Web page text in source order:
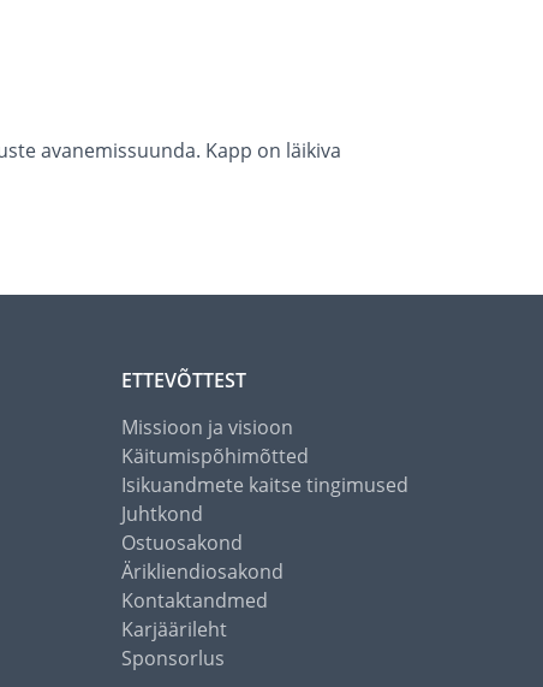
avanemissuunda. Kapp on läikiva
ETTEVÕTTEST
Missioon ja visioon
Käitumispõhimõtted
Isikuandmete kaitse tingimused
Juhtkond
Ostuosakond
Ärikliendiosakond
Kontaktandmed
Karjäärileht
Sponsorlus